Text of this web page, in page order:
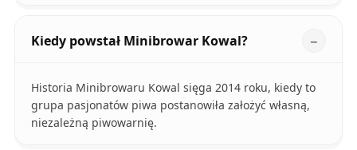
Kiedy powstał Minibrowar Kowal?
Historia Minibrowaru Kowal sięga 2014 roku, kiedy to
grupa pasjonatów piwa postanowiła założyć własną,
niezależną piwowarnię.